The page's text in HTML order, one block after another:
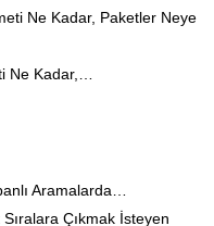
Ne Kadar,…
Aramalarda…